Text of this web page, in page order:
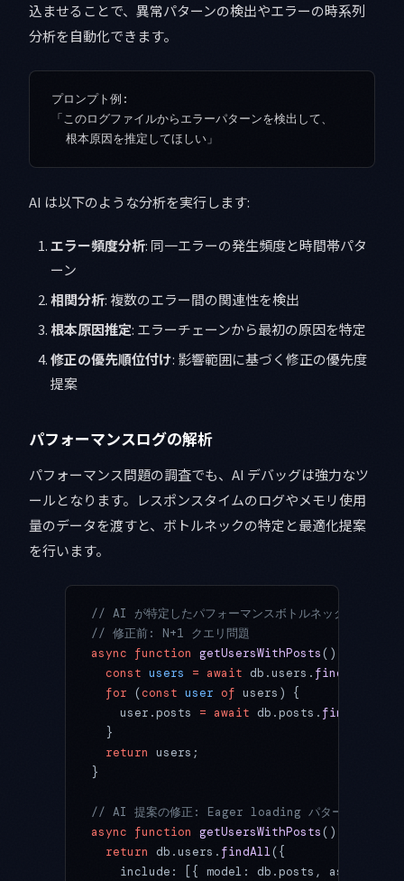
込ませることで、異常パターンの検出やエラーの時系列
分析を自動化できます。
プロンプト例:
「このログファイルからエラーパターンを検出して、
AI は以下のような分析を実行します:
エラー頻度分析: 同一エラーの発生頻度と時間帯パタ
ーン
相関分析: 複数のエラー間の関連性を検出
根本原因推定: エラーチェーンから最初の原因を特定
修正の優先順位付け: 影響範囲に基づく修正の優先度
提案
パフォーマンスログの解析
パフォーマンス問題の調査でも、AI デバッグは強力なツ
ールとなります。レスポンスタイムのログやメモリ使用
量のデータを渡すと、ボトルネックの特定と最適化提案
を行います。
// AI が特定したパフォーマンスボトルネックの例
// 修正前: N+1 クエリ問題
async function getUsersWithPosts() {
  const
users = await db.users. findAll
  for
(const user of users) {
    user.posts
= await db.posts.
  }
  return
users;
}
// AI 提案の修正: Eager loading パターン
async function getUsersWithPosts () {
  return
db.users. findAll({
    include: [{ model: db.posts, as: